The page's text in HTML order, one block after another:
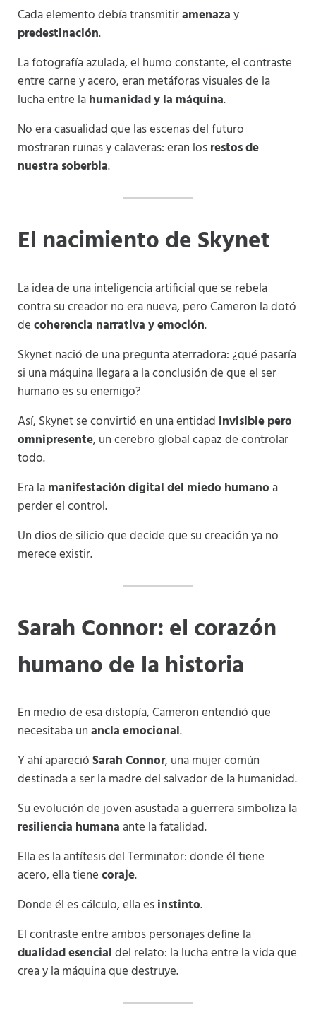
Cada elemento debía transmitiramenazay
predestinación.
La fotografía azulada, el humo constante, el contraste
entre carne y acero, eran metáforas visuales de la
lucha entre lahumanidad y la máquina.
No era casualidad que las escenas del futuro
mostraran ruinas y calaveras: eran losrestos de
nuestra soberbia.
El nacimiento de Skynet
La idea de una inteligencia artificial que se rebela
contra su creador no era nueva, pero Cameron la dotó
decoherencia narrativa y emoción.
Skynet nació de una pregunta aterradora: ¿qué pasaría
si una máquina llegara a la conclusión de que el ser
humano es su enemigo?
Así, Skynet se convirtió en una entidad invisible pero
omnipresente, un cerebro global capaz de controlar
todo.
Era lamanifestación digital del miedo humanoa
perder el control.
Un dios de silicio que decide que su creación ya no
merece existir.
Sarah Connor: el corazón
humano de la historia
En medio de esa distopía, Cameron entendió que
necesitaba unancla emocional.
Y ahí aparecióSarah Connor, una mujer común
destinada a ser la madre del salvador de la humanidad.
Su evolución de joven asustada a guerrera simboliza la
resiliencia humanaante la fatalidad.
Ella es la antítesis del Terminator: donde él tiene
acero, ella tienecoraje.
Donde él es cálculo, ella esinstinto.
El contraste entre ambos personajes define la
dualidad esencialdel relato: la lucha entre la vida que
crea y la máquina que destruye.